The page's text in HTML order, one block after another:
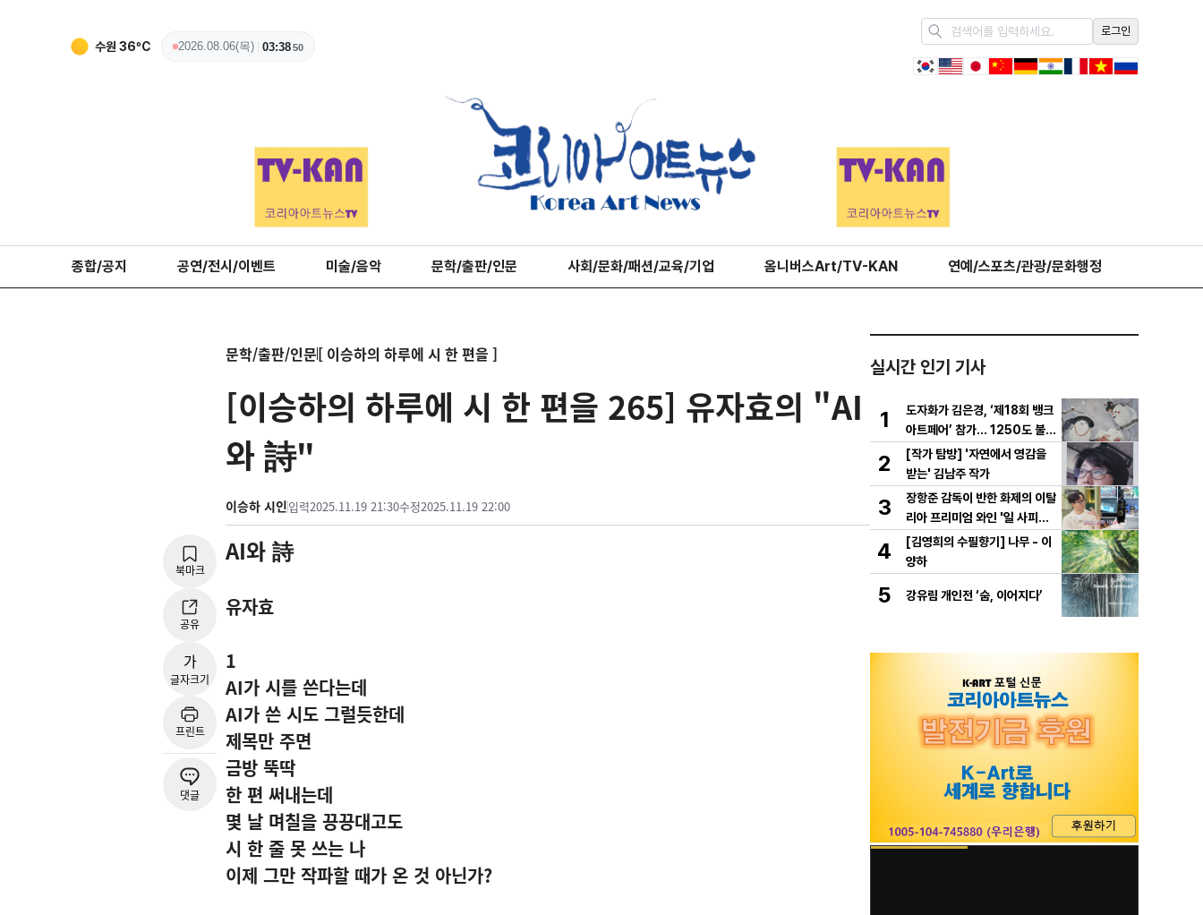
수원 36ºC 2026.08.06(목) 03:3851
로그인
종합/공지 공연/전시/이벤트 미술/음악 문학/출판/인문 사회/문화/패션/교육/기업 옴니버스Art/TV-KAN 연예/스포츠/관광/문화행정
문학/출판/인문[ 이승하의 하루에 시 한 편을 ]
[이승하의 하루에 시 한 편을 265] 유자효의 "AI
와 詩"
이승하 시인입력2025.11.19 21:30수정2025.11.19 22:00
북마크
공유
가
글자크기
프린트
댓글
AI와 詩
유자효
1
AI가 시를 쓴다는데
AI가 쓴 시도 그럴듯한데
제목만 주면
금방 뚝딱
한 편 써내는데
몇 날 며칠을 끙끙대고도
시 한 줄 못 쓰는 나
이제 그만 작파할 때가 온 것 아닌가?
실시간 인기 기사
1
도자화가 김은경, ‘제18회 뱅크
아트페어’ 참가… 1250도 불이
빚은 동화 ‘숲속의 만찬’ 선보여
2
[작가 탐방] '자연에서 영감을
받는' 김남주 작가
3
장항준 감독이 반한 화제의 이탈
리아 프리미엄 와인 '일 사피엔
테', '2026 세계태권도 한마
당' 환영만찬 와인 선정!
4
[김영희의 수필향기] 나무 - 이
양하
5 강유림 개인전 ‘숨, 이어지다’